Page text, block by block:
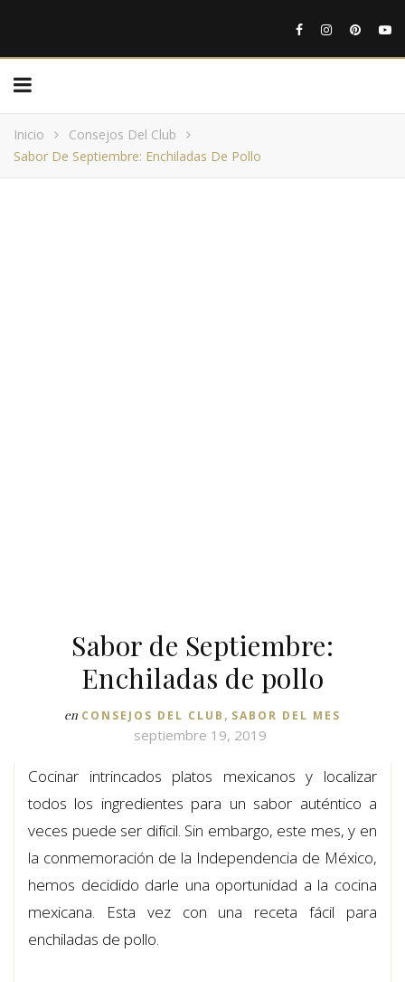
Inicio
Consejos Del Club
Sabor De Septiembre: Enchiladas De Pollo
Sabor de Septiembre:
Enchiladas de pollo
en CONSEJOS DEL CLUB , SABOR DEL MES
septiembre 19, 2019
Cocinar intrincados platos mexicanos y localizar
todos los ingredientes para un sabor auténtico a
veces puede ser difícil. Sin embargo, este mes, y en
la conmemoración de la Independencia de México,
hemos decidido darle una oportunidad a la cocina
mexicana. Esta vez con una receta fácil para
enchiladas de pollo.